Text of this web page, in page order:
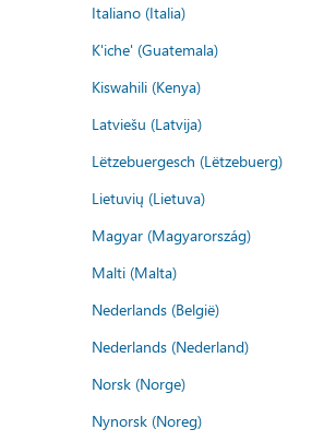
Italiano (Italia)
K'iche' (Guatemala)
Kiswahili (Kenya)
Latviešu (Latvija)
Lëtzebuergesch (Lëtzebuerg)
Lietuvių (Lietuva)
Magyar (Magyarország)
Malti (Malta)
Nederlands (België)
Nederlands (Nederland)
Norsk (Norge)
Nynorsk (Noreg)